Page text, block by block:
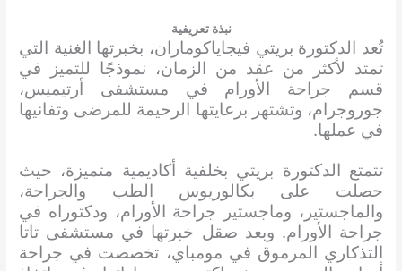
نبذة تعريفية
تُعد الدكتورة بريتي فيجاياكوماران، بخبرتها الغنية التي
تمتد لأكثر من عقد من الزمان، نموذجًا للتميز في
قسم جراحة الأورام في مستشفى أرتيميس،
جوروجرام، وتشتهر برعايتها الرحيمة للمرضى وتفانيها
في عملها.
تتمتع الدكتورة بريتي بخلفية أكاديمية متميزة، حيث
حصلت على بكالوريوس الطب والجراحة،
والماجستير، وماجستير جراحة الأورام، ودكتوراه في
جراحة الأورام. وبعد صقل خبرتها في مستشفى تاتا
التذكاري المرموق في مومباي، تخصصت في جراحة